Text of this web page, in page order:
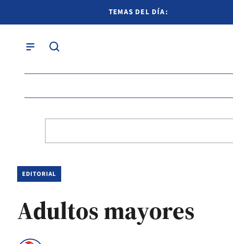
TEMAS DEL DÍA:
EDITORIAL
Adultos mayores